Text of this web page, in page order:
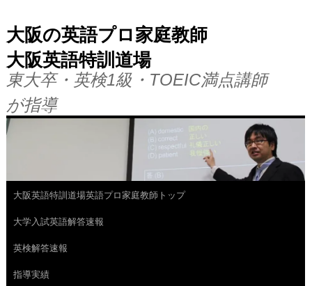
大阪の英語プロ家庭教師
大阪英語特訓道場
東大卒・英検1級・TOEIC満点講師
が指導
コ
ン
テ
ン
大阪英語特訓道場英語プロ家庭教師トップ
大学入試英語解答速報
英検解答速報
指導実績